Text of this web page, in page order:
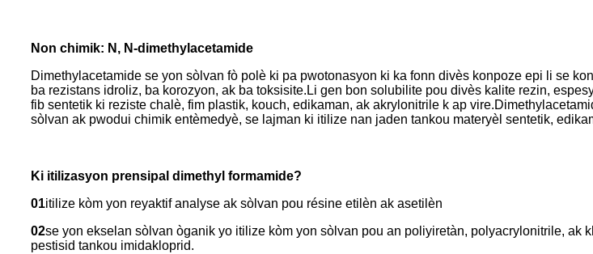
Non chimik: N, N-dimethylacetamide
Dimethylacetamide se yon sòlvan fò polè ki pa pwotonasyon ki ka fonn divès konpoze epi li se
ba rezistans idroliz, ba korozyon, ak ba toksisite.Li gen bon solubilite pou divès kalite rezin,
fib sentetik ki reziste chalè, fim plastik, kouch, edikaman, ak akrylonitrile k ap
sòlvan ak pwodui chimik entèmedyè, se lajman ki itilize nan jaden tankou materyèl sentetik,
Ki itilizasyon prensipal dimethyl formamide?
01itilize kòm yon reyaktif analyse ak sòlvan pou résine etilèn ak asetilèn
02se yon ekselan sòlvan òganik yo itilize kòm yon sòlvan pou an poliyiretàn, polyacrylonitrile, ak
pestisid tankou imidakloprid.